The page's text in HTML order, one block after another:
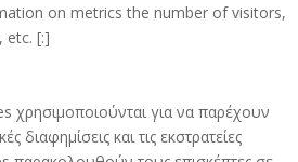
on metrics the number of visitors,
etc. [:]
χρησιμοποιούνται για να παρέχουν
διαφημίσεις και τις εκστρατείες